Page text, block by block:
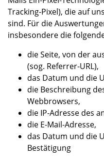
Tracking-Pixel), die auf
sind. Für die
insbesondere die
die Seite, von der
(sog. Referrer-URL),
das Datum und die
die Beschreibung
Webbrowsers,
die IP-Adresse des
die E-Mail-Adresse,
das Datum und die
Bestätigung